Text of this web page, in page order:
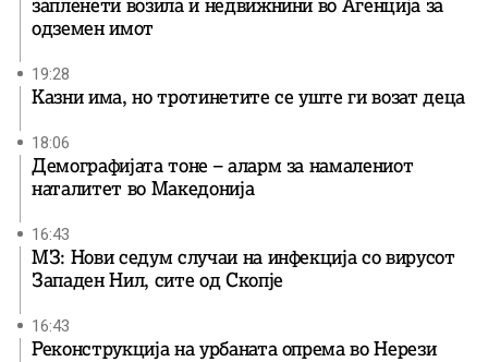
запленети возила и недвижнини во Агенција за
одземен имот
19:28
Казни има, но тротинетите се уште ги возат деца
18:06
Демографијата тоне – аларм за намалениот
наталитет во Македонија
16:43
МЗ: Нови седум случаи на инфекција со вирусот
Западен Нил, сите од Скопје
16:43
Реконструкција на урбаната опрема во Нерези